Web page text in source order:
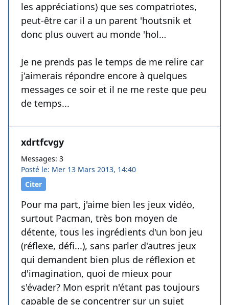
les appréciations) que ses compatriotes,
peut-être car il a un parent 'houtsnik et
donc plus ouvert au monde 'hol…
Je ne prends pas le temps de me relire car
j'aimerais répondre encore à quelques
messages ce soir et il ne me reste que peu
de temps...
xdrtfcvgy
Messages: 3
Posté le: Mer 13 Mars 2013, 14:40
Citer
Pour ma part, j'aime bien les jeux vidéo,
surtout Pacman, très bon moyen de
détente, tous les ingrédients d'un bon jeu
(réflexe, défi...), sans parler d'autres jeux
qui demandent bien plus de réflexion et
d'imagination, quoi de mieux pour
s'évader? Mon esprit n'étant pas toujours
capable de se concentrer sur un sujet